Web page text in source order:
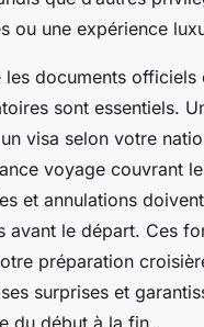
ou une expérience
les documents officiels
sont essentiels.
visa selon votre
voyage couvrant
et annulations
avant le départ. Ces
préparation
surprises et